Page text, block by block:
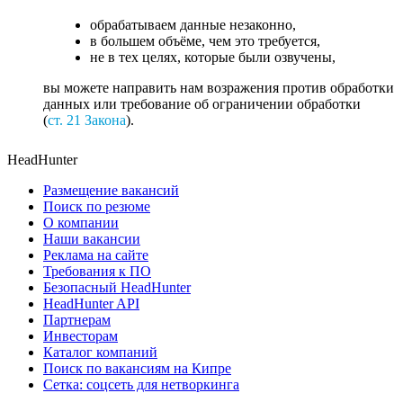
обрабатываем данные незаконно,
в большем объёме, чем это требуется,
не в тех целях, которые были озвучены,
вы можете направить нам возражения против обработки
данных или требование об ограничении обработки
(ст. 21 Закона).
HeadHunter
Размещение вакансий
Поиск по резюме
О компании
Наши вакансии
Реклама на сайте
Требования к ПО
Безопасный HeadHunter
HeadHunter API
Партнерам
Инвесторам
Каталог компаний
Поиск по вакансиям на Кипре
Сетка: соцсеть для нетворкинга